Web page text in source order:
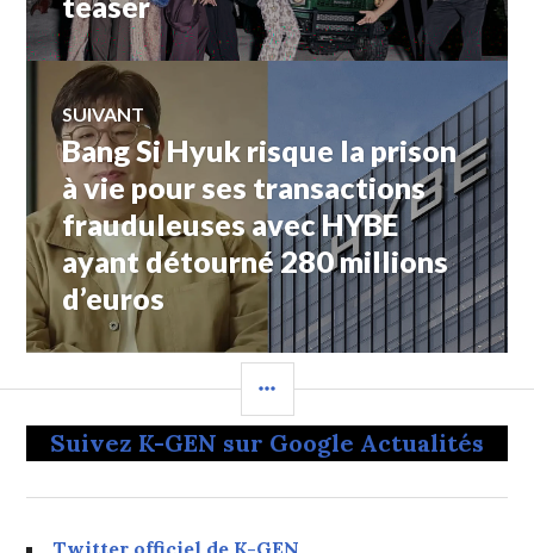
l’article
SUIVANT
Article
Suivant:
Bang Si Hyuk risque la prison
à vie pour ses transactions
frauduleuses avec HYBE
ayant détourné 280 millions
d’euros
LATÉRALE
Suivez K-GEN sur Google Actualités